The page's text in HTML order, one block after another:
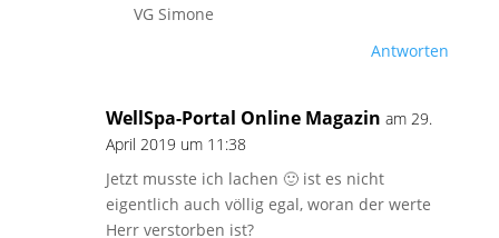
VG Simone
Antworten
WellSpa-Portal Online Magazin am 29.
April 2019 um 11:38
Jetzt musste ich lachen 🙂 ist es nicht
eigentlich auch völlig egal, woran der werte
Herr verstorben ist?